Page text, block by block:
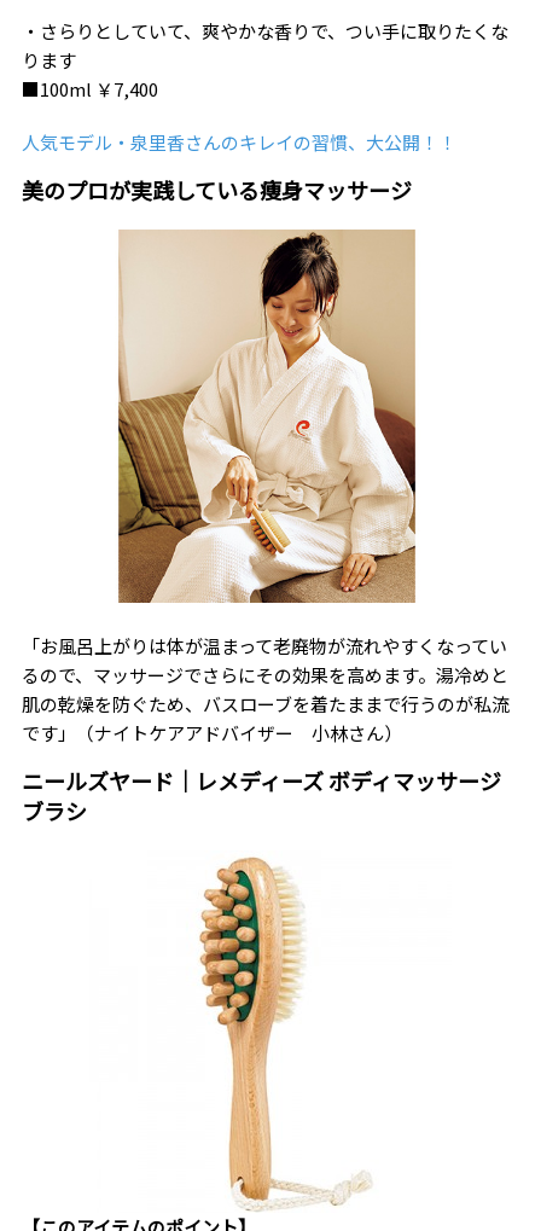
・さらりとしていて、爽やかな香りで、つい手に取りたくな
ります
■100ml ￥7,400
人気モデル・泉里香さんのキレイの習慣、大公開！！
美のプロが実践している痩身マッサージ
「お風呂上がりは体が温まって老廃物が流れやすくなってい
るので、マッサージでさらにその効果を高めます。湯冷めと
肌の乾燥を防ぐため、バスローブを着たままで行うのが私流
です」（ナイトケアアドバイザー 小林さん）
ニールズヤード｜レメディーズ ボディマッサージ
ブラシ